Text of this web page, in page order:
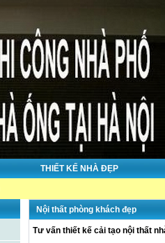
THIẾT KẾ NHÀ ĐẸP
Nội thất phòng khách đẹp
Tư vấn thiết kế cải tạo nội thất